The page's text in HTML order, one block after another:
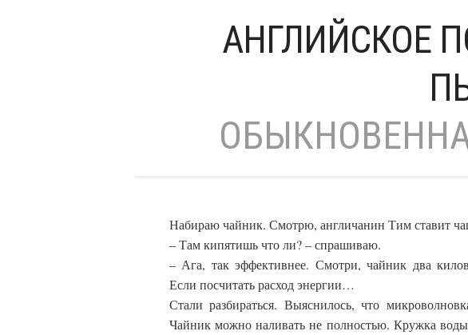
АНГЛИЙСКОЕ
Набираю чайник. Смотрю, англичанин Тим ставит
– Там кипятишь что ли? – спрашиваю.
– Ага, так эффективнее. Смотри, чайник два
Если посчитать расход энергии…
Стали разбираться. Выяснилось, что
Чайник можно наливать не полностью. Кружка